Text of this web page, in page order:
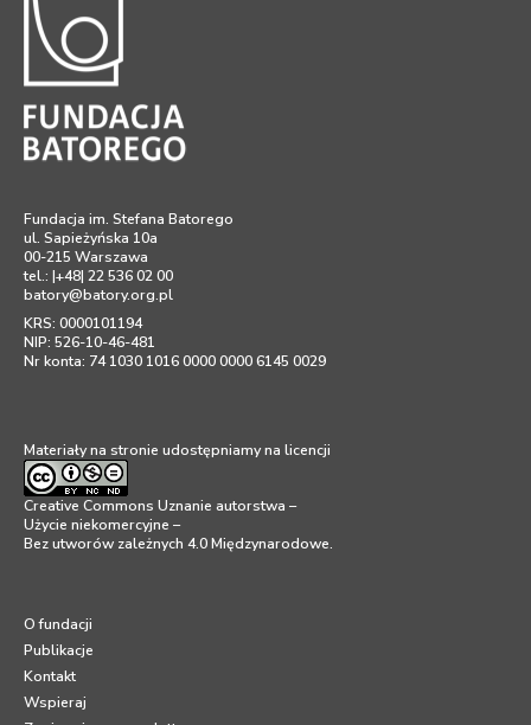
Fundacja im. Stefana Batorego
ul. Sapieżyńska 10a
00-215 Warszawa
tel.: |+48| 22 536 02 00
batory@batory.org.pl
KRS: 0000101194
NIP: 526-10-46-481
Nr konta: 74 1030 1016 0000 0000 6145 0029
Materiały na stronie udostępniamy na licencji
Creative Commons Uznanie autorstwa –
Użycie niekomercyjne –
Bez utworów zależnych 4.0 Międzynarodowe.
O fundacji
Publikacje
Kontakt
Wspieraj